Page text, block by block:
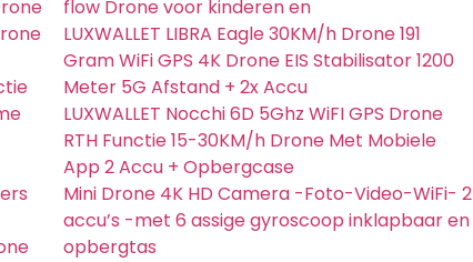
flow Drone voor kinderen en
LUXWALLET LIBRA Eagle 30KM/h Drone 191
Gram WiFi GPS 4K Drone EIS Stabilisator 1200
Meter 5G Afstand + 2x Accu
LUXWALLET Nocchi 6D 5Ghz WiFI GPS Drone
RTH Functie 15-30KM/h Drone Met Mobiele
App 2 Accu + Opbergcase
Mini Drone 4K HD Camera -Foto-Video-WiFi- 2
accu’s -met 6 assige gyroscoop inklapbaar en
opbergtas